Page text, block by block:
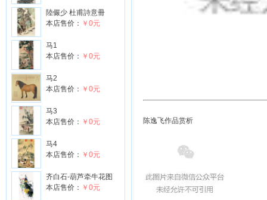
陸儼少 杜甫詩意冊
本店售价： ￥0元
马1
本店售价： ￥0元
马2
本店售价： ￥0元
马3
本店售价： ￥0元
马4
本店售价： ￥0元
齐白石-葫芦牵牛花图
本店售价： ￥0元
陈逸飞作品赏析